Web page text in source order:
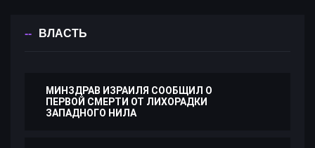
ВЛАСТЬ
МИНЗДРАВ ИЗРАИЛЯ СООБЩИЛ О
ПЕРВОЙ СМЕРТИ ОТ ЛИХОРАДКИ
ЗАПАДНОГО НИЛА